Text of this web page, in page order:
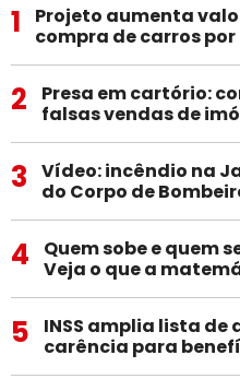
1
Projeto aumenta
compra de carros
2
Presa em cartório:
falsas vendas de
3
Vídeo: incêndio na
do Corpo de
4
Quem sobe e quem
Veja o que a
5
INSS amplia lista de
carência para